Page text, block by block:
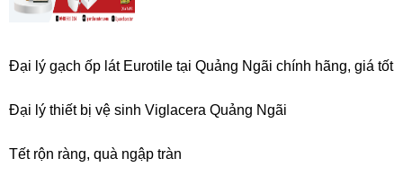
Đại lý gạch ốp lát Eurotile tại Quảng Ngãi chính hãng, giá tốt
Đại lý thiết bị vệ sinh Viglacera Quảng Ngãi
Tết rộn ràng, quà ngập tràn